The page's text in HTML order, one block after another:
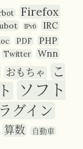
Firefox
IPv6 IRC
PDF PHP
Twitter Wnn
おもちゃ
こ
ソフト
グイン
算数 自動車